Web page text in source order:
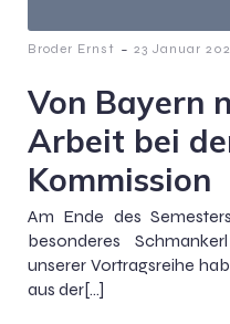
Broder Ernst - 23 Januar
Von Bayern
Arbeit bei
Kommission
Am Ende des
besonderes
unserer Vortragsreihe
aus der[…]